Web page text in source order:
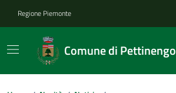
Regione Piemonte
Comune di Pettinengo